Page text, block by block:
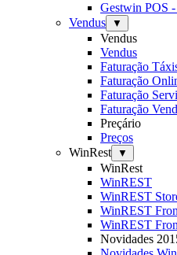
Gestwin POS
Vendus
▼
Vendus
Vendus
Faturação
Faturação
Faturação
Faturação
Preçário
Preços
WinRest
▼
WinRest
WinREST
WinREST
WinREST
WinREST
Novidades